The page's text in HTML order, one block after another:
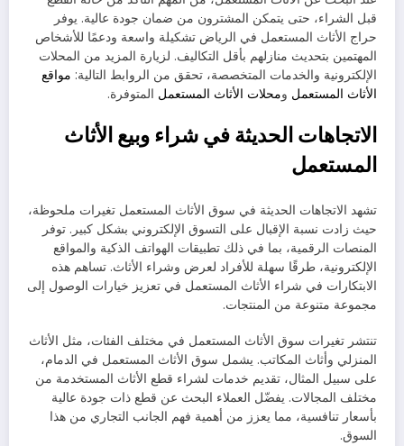
قبل الشراء، حتى يتمكن المشترون من ضمان جودة عالية. يوفر
حراج الأثاث المستعمل في الرياض تشكيلة واسعة ودعمًا للأشخاص
المهتمين بتحديث منازلهم بأقل التكاليف. لزيارة المزيد من المحلات
الإلكترونية والخدمات المتخصصة، تحقق من الروابط التالية: مواقع
الأثاث المستعمل ومحلات الأثاث المستعمل المتوفرة.
الاتجاهات الحديثة في شراء وبيع الأثاث
المستعمل
تشهد الاتجاهات الحديثة في سوق الأثاث المستعمل تغيرات ملحوظة،
حيث زادت نسبة الإقبال على التسوق الإلكتروني بشكل كبير. توفر
المنصات الرقمية، بما في ذلك تطبيقات الهواتف الذكية والمواقع
الإلكترونية، طرقًا سهلة للأفراد لعرض وشراء الأثاث. تساهم هذه
الابتكارات في شراء الأثاث المستعمل في تعزيز خيارات الوصول إلى
مجموعة متنوعة من المنتجات.
تنتشر تغيرات سوق الأثاث المستعمل في مختلف الفئات، مثل الأثاث
المنزلي وأثاث المكاتب. يشمل سوق الأثاث المستعمل في الدمام،
على سبيل المثال، تقديم خدمات لشراء قطع الأثاث المستخدمة من
مختلف المجالات. يفضّل العملاء البحث عن قطع ذات جودة عالية
بأسعار تنافسية، مما يعزز من أهمية فهم الجانب التجاري من هذا
السوق.